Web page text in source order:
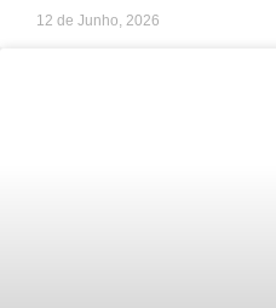
12 de Junho, 2026